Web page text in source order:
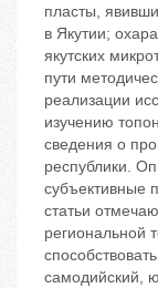
пласты,
в Якутии;
якутских
пути
реализации
изучению
сведения о
республики.
субъективные
статьи
региональной
самодийский,